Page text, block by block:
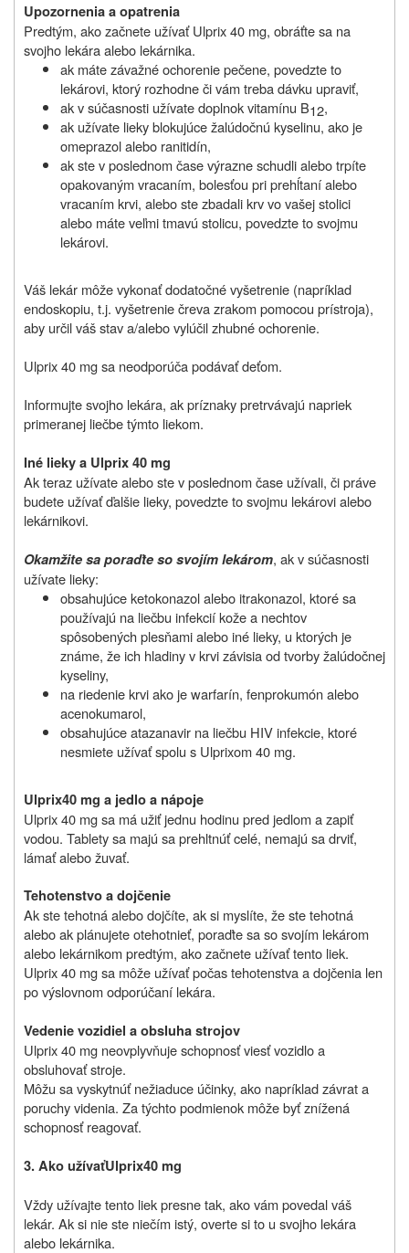
Upozornenia a opatrenia
Predtým, ako začnete užívať Ulprix 40 mg, obráťte sa na
svojho lekára alebo lekárnika.
ak máte závažné ochorenie pečene, povedzte to
lekárovi, ktorý rozhodne či vám treba dávku upraviť,
ak v súčasnosti užívate doplnok vitamínu B12,
ak užívate lieky blokujúce žalúdočnú kyselinu, ako je
omeprazol alebo ranitidín,
ak ste v poslednom čase výrazne schudli alebo trpíte
opakovaným vracaním, bolesťou pri prehĺtaní alebo
vracaním krvi, alebo ste zbadali krv vo vašej stolici
alebo máte veľmi tmavú stolicu, povedzte to svojmu
lekárovi.
Váš lekár môže vykonať dodatočné vyšetrenie (napríklad
endoskopiu, t.j. vyšetrenie čreva zrakom pomocou prístroja),
aby určil váš stav a/alebo vylúčil zhubné ochorenie.
Ulprix 40 mg sa neodporúča podávať deťom.
Informujte svojho lekára, ak príznaky pretrvávajú napriek
primeranej liečbe týmto liekom.
Iné lieky a Ulprix 40 mg
Ak teraz užívate alebo ste v poslednom čase užívali, či práve
budete užívať ďalšie lieky, povedzte to svojmu lekárovi alebo
lekárnikovi.
Okamžite sa poraďte so svojím lekárom, ak v súčasnosti
užívate lieky:
obsahujúce ketokonazol alebo itrakonazol, ktoré sa
používajú na liečbu infekcií kože a nechtov
spôsobených plesňami alebo iné lieky, u ktorých je
známe, že ich hladiny v krvi závisia od tvorby žalúdočnej
kyseliny,
na riedenie krvi ako je warfarín, fenprokumón alebo
acenokumarol,
obsahujúce atazanavir na liečbu HIV infekcie, ktoré
nesmiete užívať spolu s Ulprixom 40 mg.
Ulprix40 mg a jedlo a nápoje
Ulprix 40 mg sa má užiť jednu hodinu pred jedlom a zapiť
vodou. Tablety sa majú sa prehltnúť celé, nemajú sa drviť,
lámať alebo žuvať.
Tehotenstvo a dojčenie
Ak ste tehotná alebo dojčíte, ak si myslíte, že ste tehotná
alebo ak plánujete otehotnieť, poraďte sa so svojím lekárom
alebo lekárnikom predtým, ako začnete užívať tento liek.
Ulprix 40 mg sa môže užívať počas tehotenstva a dojčenia len
po výslovnom odporúčaní lekára.
Vedenie vozidiel a obsluha strojov
Ulprix 40 mg neovplyvňuje schopnosť viesť vozidlo a
obsluhovať stroje.
Môžu sa vyskytnúť nežiaduce účinky, ako napríklad závrat a
poruchy videnia. Za týchto podmienok môže byť znížená
schopnosť reagovať.
3.Ako užívaťUlprix40 mg
Vždy užívajte tento liek presne tak, ako vám povedal váš
lekár. Ak si nie ste niečím istý, overte si to u svojho lekára
alebo lekárnika.